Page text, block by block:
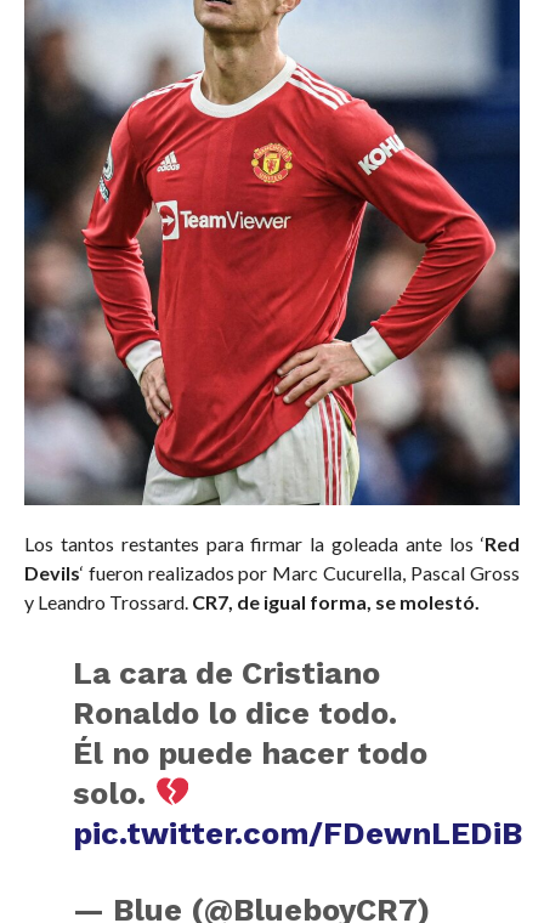
Los tantos restantes para firmar la goleada ante los ‘Red
Devils‘ fueron realizados por Marc Cucurella, Pascal Gross
y Leandro Trossard. CR7, de igual forma, se molestó.
La cara de Cristiano
Ronaldo lo dice todo.
Él no puede hacer todo
solo.
pic.twitter.com/FDewnLEDiB
— Blue (@BlueboyCR7)